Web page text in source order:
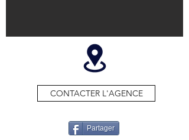
CONTACTER L'AGENCE
Partager